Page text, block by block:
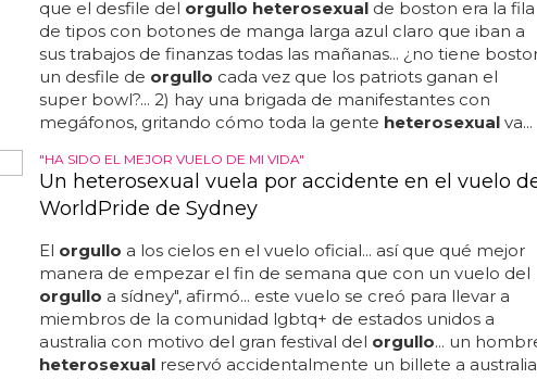
desfile delorgulloen boston para atropellar a un pic... creí
que el desfile delorgullo heterosexualde boston era la fila
de tipos con botones de manga larga azul claro que iban a
sus trabajos de finanzas todas las mañanas... ¿no tiene boston
un desfile de orgullocada vez que los patriots ganan el
super bowl?... 2) hay una brigada de manifestantes con
"HA SIDO EL MEJOR VUELO DE MI VIDA"
Un heterosexual vuela por accidente en el vuelo del
Elorgulloa los cielos en el vuelo oficial... así que qué mejor
manera de empezar el fin de semana que con un vuelo del
orgulloa sídney", afirmó... este vuelo se creó para llevar a
miembros de la comunidad lgbtq+ de estados unidos a
australia con motivo del gran festival del orgullo... un hombre